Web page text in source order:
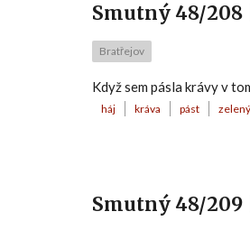
Smutný 48/208
Bratřejov
Když sem pásla krávy v
háj kráva pást zelený
Smutný 48/209